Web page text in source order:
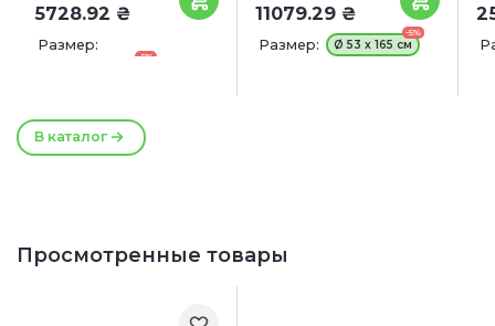
В каталог
5728.92 ₴
Размер:
-5%
11079.29 ₴
Размер:
-5%
Ø 53 x 165 см
Просмотренные товары